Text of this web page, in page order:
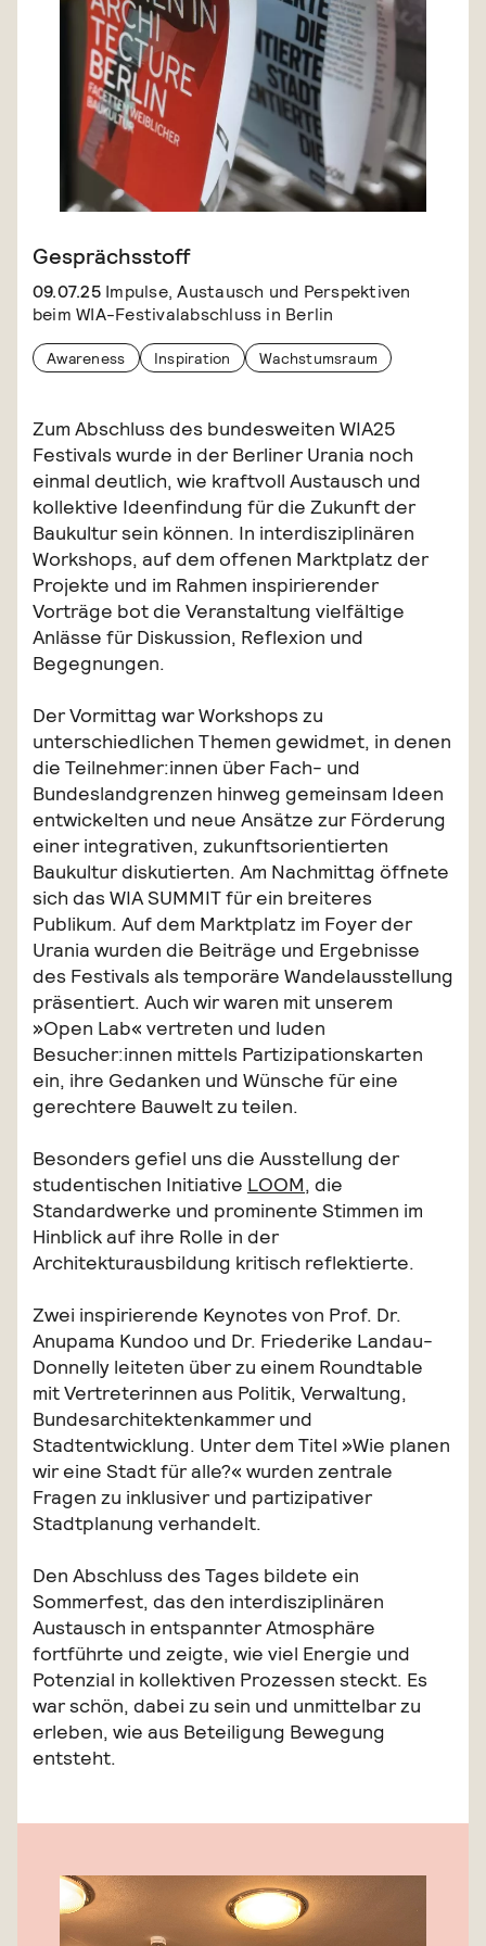
Gesprächsstoff
09.07.25Impulse, Austausch und Perspektiven
beim WIA-Festivalabschluss in Berlin
Awareness Inspiration Wachstumsraum
Zum Abschluss des bundesweiten WIA25
Festivals wurde in der Berliner Urania noch
einmal deutlich, wie kraftvoll Austausch und
kollektive Ideenfindung für die Zukunft der
Baukultur sein können. In interdisziplinären
Workshops, auf dem offenen Marktplatz der
Projekte und im Rahmen inspirierender
Vorträge bot die Veranstaltung vielfältige
Anlässe für Diskussion, Reflexion und
Begegnungen.
Der Vormittag war Workshops zu
unterschiedlichen Themen gewidmet, in denen
die Teilnehmer:innen über Fach- und
Bundeslandgrenzen hinweg gemeinsam Ideen
entwickelten und neue Ansätze zur Förderung
einer integrativen, zukunftsorientierten
Baukultur diskutierten. Am Nachmittag öffnete
sich das WIA SUMMIT für ein breiteres
Publikum. Auf dem Marktplatz im Foyer der
Urania wurden die Beiträge und Ergebnisse
des Festivals als temporäre Wandelausstellung
präsentiert. Auch wir waren mit unserem
»Open Lab« vertreten und luden
Besucher:innen mittels Partizipationskarten
ein, ihre Gedanken und Wünsche für eine
gerechtere Bauwelt zu teilen.
Besonders gefiel uns die Ausstellung der
studentischen Initiative LOOM, die
Standardwerke und prominente Stimmen im
Hinblick auf ihre Rolle in der
Architekturausbildung kritisch reflektierte.
Zwei inspirierende Keynotes von Prof. Dr.
Anupama Kundoo und Dr. Friederike Landau-
Donnelly leiteten über zu einem Roundtable
mit Vertreterinnen aus Politik, Verwaltung,
Bundesarchitektenkammer und
Stadtentwicklung. Unter dem Titel »Wie planen
wir eine Stadt für alle?« wurden zentrale
Fragen zu inklusiver und partizipativer
Stadtplanung verhandelt.
Den Abschluss des Tages bildete ein
Sommerfest, das den interdisziplinären
Austausch in entspannter Atmosphäre
fortführte und zeigte, wie viel Energie und
Potenzial in kollektiven Prozessen steckt. Es
war schön, dabei zu sein und unmittelbar zu
erleben, wie aus Beteiligung Bewegung
entsteht.